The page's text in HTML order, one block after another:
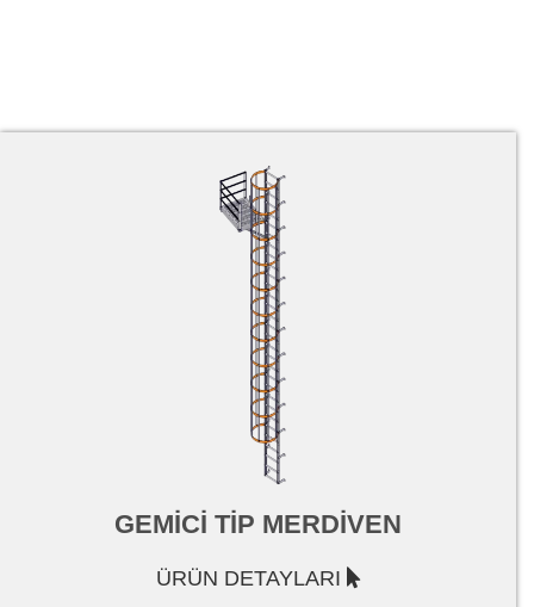
GEMİCİ TİP MERDİVEN
ÜRÜN DETAYLARI